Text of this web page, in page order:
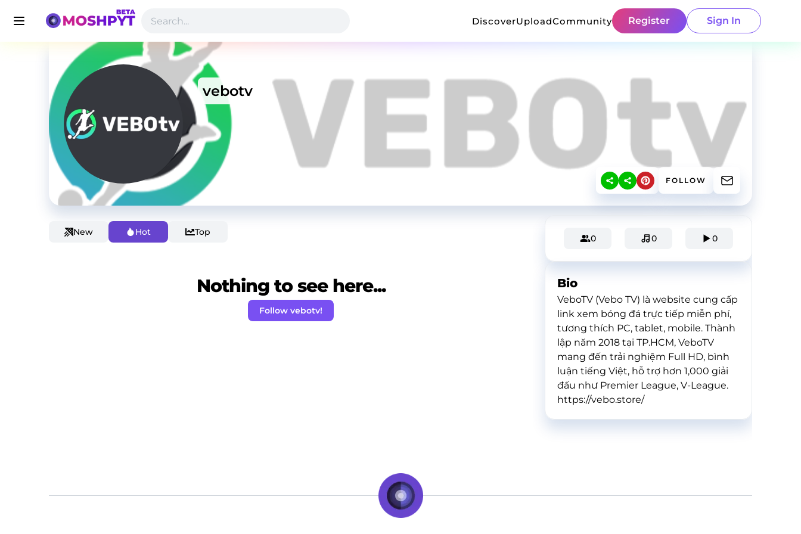
DiscoverUploadCommunity Register Sign In
vebotv
FOLLOW
New Hot Top
Nothing to see here...
Follow vebotv!
0 0 0
Bio
VeboTV (Vebo TV) là website cung cấp
link xem bóng đá trực tiếp miễn phí,
tương thích PC, tablet, mobile. Thành
lập năm 2018 tại TP.HCM, VeboTV
mang đến trải nghiệm Full HD, bình
luận tiếng Việt, hỗ trợ hơn 1,000 giải
đấu như Premier League, V-League.
https://vebo.store/